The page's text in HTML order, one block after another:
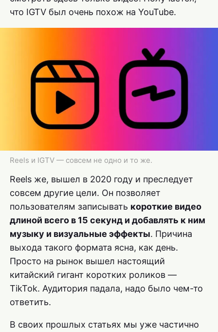
что IGTV был очень похож на YouTube.
Reels и IGTV — совсем не одно и то же.
Reels же, вышел в 2020 году и преследует
совсем другие цели. Он позволяет
пользователям записывать короткие видео
длиной всего в 15 секунд и добавлять к ним
музыку и визуальные эффекты. Причина
выхода такого формата ясна, как день.
Просто на рынок вышел настоящий
китайский гигант коротких роликов —
TikTok. Аудитория падала, надо было чем-то
ответить.
В своих прошлых статьях мы уже частично